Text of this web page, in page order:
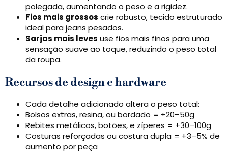
polegada, aumentando o peso e a rigidez.
Fios mais grossos crie robusto, tecido estruturado
ideal para jeans pesados.
Sarjas mais leves use fios mais finos para uma
sensação suave ao toque, reduzindo o peso total
da roupa.
Recursos de design e hardware
Cada detalhe adicionado altera o peso total:
Bolsos extras, resina, ou bordado = +20–50g
Rebites metálicos, botões, e zíperes = +30–100g
Costuras reforçadas ou costura dupla = +3–5% de
aumento por peça